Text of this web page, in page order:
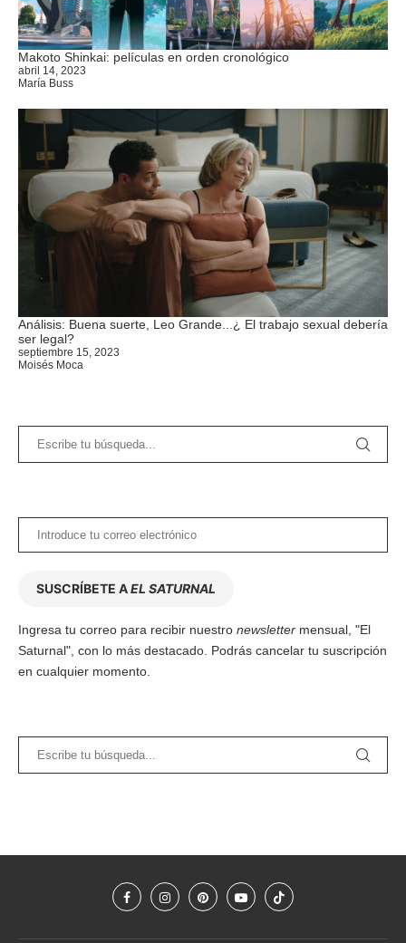
Makoto Shinkai: películas en orden cronológico
abril 14, 2023
María Buss
Análisis: Buena suerte, Leo Grande...¿ El trabajo sexual debería
ser legal?
septiembre 15, 2023
Moisés Moca
SUSCRÍBETE AEL SATURNAL
Ingresa tu correo para recibir nuestro newsletter mensual, "El
Saturnal", con lo más destacado. Podrás cancelar tu suscripción
en cualquier momento.